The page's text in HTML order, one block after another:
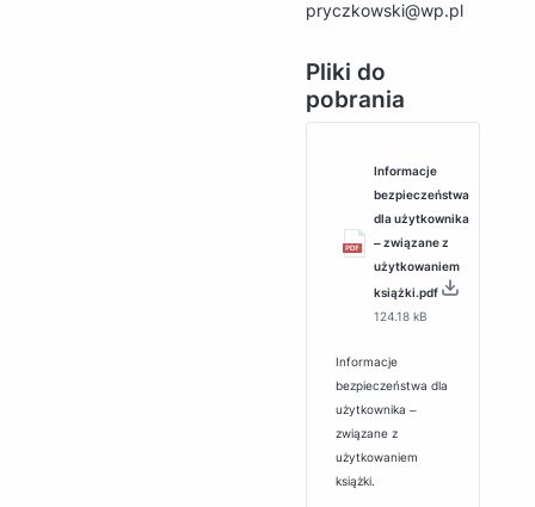
pryczkowski@wp.pl
Pliki do
pobrania
Informacje
bezpieczeństwa
dla użytkownika
‒ związane z
użytkowaniem
książki.pdf
124.18 kB
Informacje
bezpieczeństwa dla
użytkownika ‒
związane z
użytkowaniem
książki.